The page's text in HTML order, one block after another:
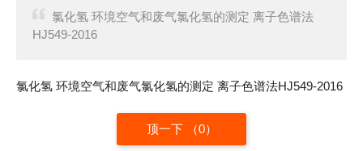
氯化氢 环境空气和废气氯化氢的测定 离子色谱法
HJ549-2016
氯化氢 环境空气和废气氯化氢的测定 离子色谱法HJ549-2016
顶一下 （0）